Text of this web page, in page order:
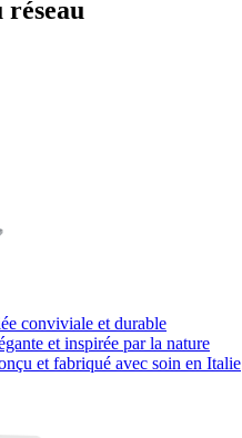
réseau
conviviale et durable
et inspirée par la nature
et fabriqué avec soin en Italie